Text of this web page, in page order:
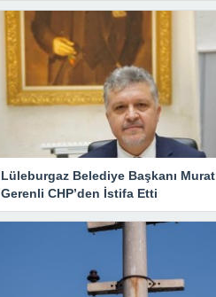
Lüleburgaz Belediye Başkanı Murat
Gerenli CHP’den İstifa Etti